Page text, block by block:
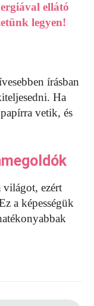
ellátó
legyen!
írásban
Ha
vetik, és
világot, ezért
a képességük